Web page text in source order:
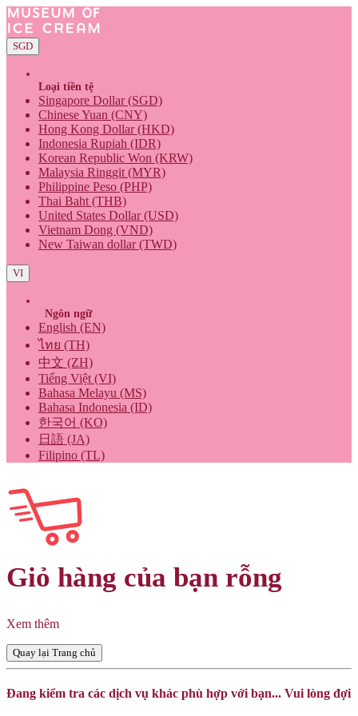
SGD
Loại tiền tệ
Singapore Dollar (SGD)
Chinese Yuan (CNY)
Hong Kong Dollar (HKD)
Indonesia Rupiah (IDR)
Korean Republic Won (KRW)
Malaysia Ringgit (MYR)
Philippine Peso (PHP)
Thai Baht (THB)
United States Dollar (USD)
Vietnam Dong (VND)
New Taiwan dollar (TWD)
VI
Ngôn ngữ
English (EN)
ไทย (TH)
中文 (ZH)
Tiếng Việt (VI)
Bahasa Melayu (MS)
Bahasa Indonesia (ID)
한국어 (KO)
日語 (JA)
Filipino (TL)
Giỏ hàng của bạn rỗng
Xem thêm
Quay lại Trang chủ
Đang kiểm tra các dịch vụ khác phù hợp với bạn... Vui lòng đợi